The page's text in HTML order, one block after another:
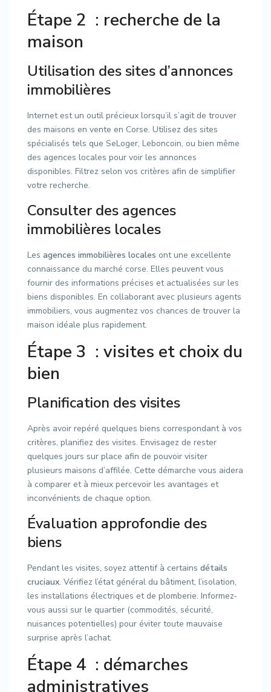
Étape 2 : recherche de la
maison
Utilisation des sites d’annonces
immobilières
Internet est un outil précieux lorsqu’il s’agit de trouver
des maisons en vente en Corse. Utilisez des sites
spécialisés tels que SeLoger, Leboncoin, ou bien même
des agences locales pour voir les annonces
disponibles. Filtrez selon vos critères afin de simplifier
votre recherche.
Consulter des agences
immobilières locales
Les agences immobilières locales ont une excellente
connaissance du marché corse. Elles peuvent vous
fournir des informations précises et actualisées sur les
biens disponibles. En collaborant avec plusieurs agents
immobiliers, vous augmentez vos chances de trouver la
maison idéale plus rapidement.
Étape 3 : visites et choix du
bien
Planification des visites
Après avoir repéré quelques biens correspondant à vos
critères, planifiez des visites. Envisagez de rester
quelques jours sur place afin de pouvoir visiter
plusieurs maisons d’affilée. Cette démarche vous aidera
à comparer et à mieux percevoir les avantages et
inconvénients de chaque option.
Évaluation approfondie des
biens
Pendant les visites, soyez attentif à certains détails
cruciaux. Vérifiez l’état général du bâtiment, l’isolation,
les installations électriques et de plomberie. Informez-
vous aussi sur le quartier (commodités, sécurité,
nuisances potentielles) pour éviter toute mauvaise
surprise après l’achat.
Étape 4 : démarches
administratives